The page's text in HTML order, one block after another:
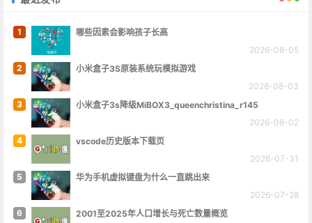
1
哪些因素会影响孩子长高
2026-08-05
2
小米盒子3S原装系统玩模拟游戏
2026-08-03
3
小米盒子3s降级MiBOX3_queenchristina_r145
2026-08-02
4
vscode历史版本下载页
2026-07-31
5
华为手机虚拟键盘为什么一直跳出来
2026-07-28
6
2001至2025年人口增长与死亡数量概览